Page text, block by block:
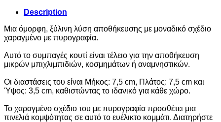
Description
Μια όμορφη, ξύλινη λύση αποθήκευσης με μοναδικό σχέδιο
χαραγμένο με πυρογραφία.
Αυτό το συμπαγές κουτί είναι τέλειο για την αποθήκευση
μικρών μπιχλιμπιδιών, κοσμημάτων ή αναμνηστικών.
Οι διαστάσεις του είναι Μήκος: 7,5 cm, Πλάτος: 7,5 cm και
Ύψος: 3,5 cm, καθιστώντας το ιδανικό για κάθε χώρο.
Το χαραγμένο σχέδιο του με πυρογραφία προσθέτει μια
πινελιά κομψότητας σε αυτό το ευέλικτο κομμάτι. Διατηρήστε